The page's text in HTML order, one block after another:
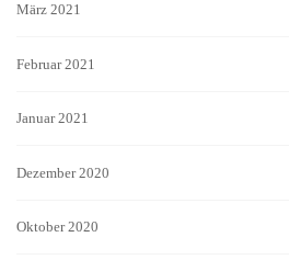
März 2021
Februar 2021
Januar 2021
Dezember 2020
Oktober 2020